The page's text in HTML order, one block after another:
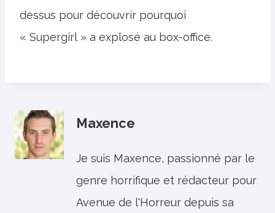
dessus pour découvrir pourquoi
« Supergirl » a explosé au box-office.
Maxence
Je suis Maxence, passionné par le
genre horrifique et rédacteur pour
Avenue de l'Horreur depuis sa